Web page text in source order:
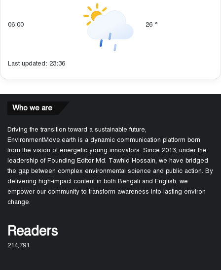
06:00 26 °
Last updated: 23:36
Who we are
Driving the transition toward a sustainable future,
EnvironmentMove.earth is a dynamic communication platform born
from the vision of energetic young innovators. Since 2013, under the
leadership of Founding Editor Md. Tawhid Hossain, we have bridged
the gap between complex environmental science and public action. By
delivering high-impact content in both Bengali and English, we
empower our community to transform awareness into lasting environ
change.
Readers
214,791